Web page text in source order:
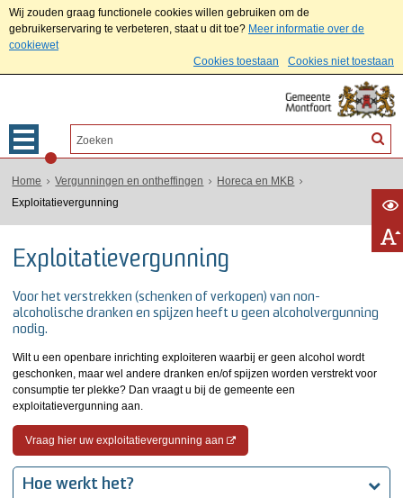
Wij zouden graag functionele cookies willen gebruiken om de
gebruikerservaring te verbeteren, staat u dit toe? Meer informatie over de
cookiewet
Cookies toestaan
Cookies niet toestaan
Home Vergunningen en ontheffingen
Horeca en MKB
Exploitatievergunning
Exploitatievergunning
Voor het verstrekken (schenken of verkopen) van non-
alcoholische dranken en spijzen heeft u geen alcoholvergunning
nodig.
Wilt u een openbare inrichting exploiteren waarbij er geen alcohol wordt
geschonken, maar wel andere dranken en/of spijzen worden verstrekt voor
consumptie ter plekke? Dan vraagt u bij de gemeente een
exploitatievergunning aan.
Vraag hier uw exploitatievergunning aan
Hoe werkt het?